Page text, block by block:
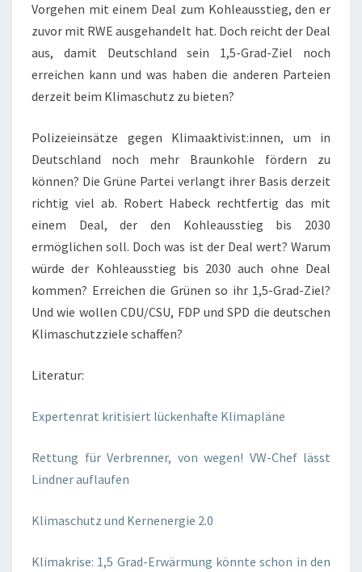
Vorgehen mit einem Deal zum Kohleausstieg, den er
zuvor mit RWE ausgehandelt hat. Doch reicht der Deal
aus, damit Deutschland sein 1,5-Grad-Ziel noch
erreichen kann und was haben die anderen Parteien
derzeit beim Klimaschutz zu bieten?
Polizeieinsätze gegen Klimaaktivist:innen, um in
Deutschland noch mehr Braunkohle fördern zu
können? Die Grüne Partei verlangt ihrer Basis derzeit
richtig viel ab. Robert Habeck rechtfertig das mit
einem Deal, der den Kohleausstieg bis 2030
ermöglichen soll. Doch was ist der Deal wert? Warum
würde der Kohleausstieg bis 2030 auch ohne Deal
kommen? Erreichen die Grünen so ihr 1,5-Grad-Ziel?
Und wie wollen CDU/CSU, FDP und SPD die deutschen
Klimaschutzziele schaffen?
Literatur:
Expertenrat kritisiert lückenhafte Klimapläne
Rettung für Verbrenner, von wegen! VW-Chef lässt
Lindner auflaufen
Klimaschutz und Kernenergie 2.0
Klimakrise: 1,5 Grad-Erwärmung könnte schon in den